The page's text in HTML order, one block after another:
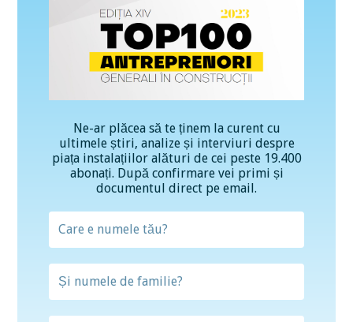
Ne-ar plăcea să te ținem la curent cu
ultimele știri, analize și interviuri despre
piața instalațiilor alături de cei peste 19.400
abonați. După confirmare vei primi și
documentul direct pe email.